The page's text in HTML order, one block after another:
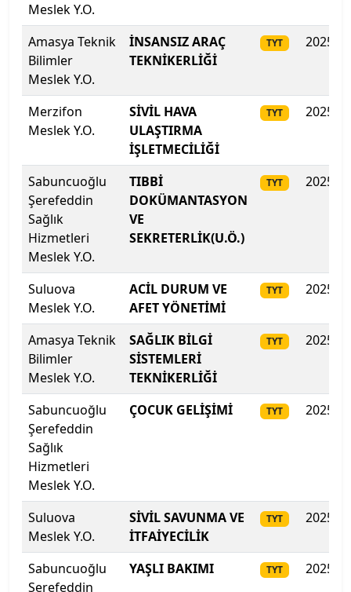
İstanbul Medipol Üniversitesi
İstanbul Nişantaşı Üniversitesi
İstanbul Okan Üniversitesi
İstanbul Rumeli Üniversitesi
İstanbul Sabahattin Zaim Üniversitesi
İstanbul Sağlık ve Sosyal Bilimler Meslek Y.O.
İstanbul Sağlık ve Sosyal Bilimler Meslek Y.O.
İstanbul Sağlık ve Teknoloji Üniversitesi
İstanbul Teknik Üniversitesi
İstanbul Ticaret Üniversitesi
İstanbul Topkapı Üniversitesi
İstanbul Üniversitesi
İstanbul Üniversitesi-Cerrahpaşa
İstanbul Yeni Yüzyıl Üniversitesi
İstinye Üniversitesi
Meslek Y.O.
Amasya Teknik
Bilimler
Meslek Y.O.
İNSANSIZ ARAÇ
TEKNİKERLİĞİ
TYT 2025
Merzifon
Meslek Y.O.
SİVİL HAVA
ULAŞTIRMA
İŞLETMECİLİĞİ
TYT 2025
Sabuncuoğlu
Şerefeddin
Sağlık
Hizmetleri
Meslek Y.O.
TIBBİ
DOKÜMANTASYON
VE
SEKRETERLİK(U.Ö.)
TYT 2025
Suluova
Meslek Y.O.
ACİL DURUM VE
AFET YÖNETİMİ
TYT 2025
Amasya Teknik
Bilimler
Meslek Y.O.
SAĞLIK BİLGİ
SİSTEMLERİ
TEKNİKERLİĞİ
TYT 2025
Sabuncuoğlu
Şerefeddin
Sağlık
Hizmetleri
Meslek Y.O.
ÇOCUK GELİŞİMİ TYT 2025
Suluova
Meslek Y.O.
SİVİL SAVUNMA VE
İTFAİYECİLİK
TYT 2025
Sabuncuoğlu
Şerefeddin
YAŞLI BAKIMI TYT 2025